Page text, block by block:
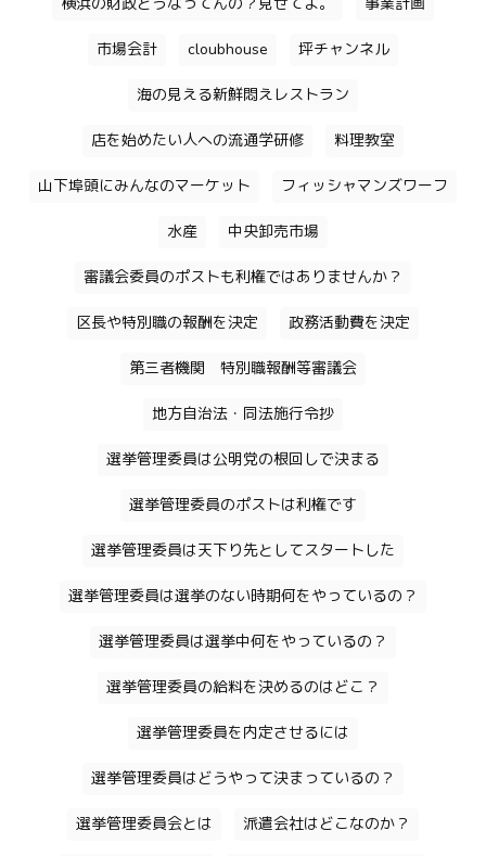
市場会計 cloubhouse 坪チャンネル
海の見える新鮮悶えレストラン
店を始めたい人への流通学研修 料理教室
山下埠頭にみんなのマーケット フィッシャマンズワーフ
水産 中央卸売市場
審議会委員のポストも利権ではありませんか？
区長や特別職の報酬を決定 政務活動費を決定
第三者機関 特別職報酬等審議会
地方自治法・同法施行令抄
選挙管理委員は公明党の根回しで決まる
選挙管理委員のポストは利権です
選挙管理委員は天下り先としてスタートした
選挙管理委員は選挙のない時期何をやっているの？
選挙管理委員は選挙中何をやっているの？
選挙管理委員の給料を決めるのはどこ？
選挙管理委員を内定させるには
選挙管理委員はどうやって決まっているの？
選挙管理委員会とは 派遣会社はどこなのか？